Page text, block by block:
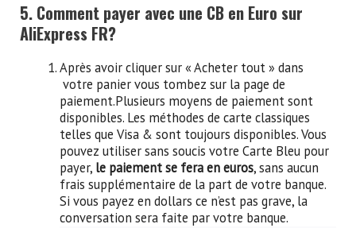
5. Comment payer avec une CB en Euro sur
AliExpress FR?
Après avoir cliquer sur « Acheter tout » dans
votre panier vous tombez sur la page de
paiement.Plusieurs moyens de paiement sont
disponibles. Les méthodes de carte classiques
telles que Visa & sont toujours disponibles. Vous
pouvez utiliser sans soucis votre Carte Bleu pour
payer, le paiement se fera en euros, sans aucun
frais supplémentaire de la part de votre banque.
Si vous payez en dollars ce n’est pas grave, la
conversation sera faite par votre banque.